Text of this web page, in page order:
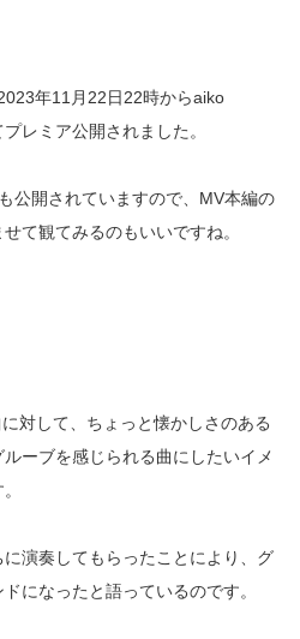
年11月22日22時からaiko
レミア公開されました。
公開されていますので、MV本編の
て観てみるのもいいですね。
対して、ちょっと懐かしさのある
ーブを感じられる曲にしたいイメ
演奏してもらったことにより、グ
になったと語っているのです。